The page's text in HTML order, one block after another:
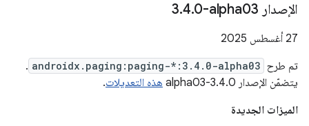
الإصدار ‎3 .4.0-alpha03
‫27 أغسطس 2025
تم طرح androidx.paging:paging-*:3.4.0-alpha03
.
يتضمّن الإصدار 3.4.0-alpha03
هذه التعديلات.
الميزات الجديدة